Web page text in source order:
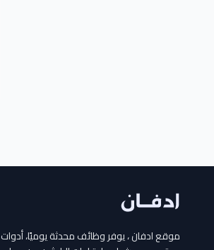
موقع ادفان ، يوفر وظائف محدثة يوميًا،